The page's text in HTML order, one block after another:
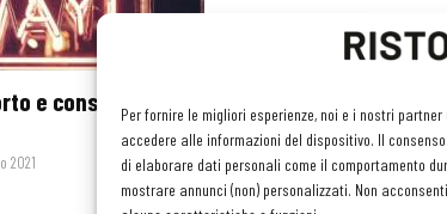
Per fornire le migliori esperienze, noi e i nostri
accedere alle informazioni del dispositivo. Il
di elaborare dati personali come il comportamento
mostrare annunci (non) personalizzati. Non
e consegna a
2021